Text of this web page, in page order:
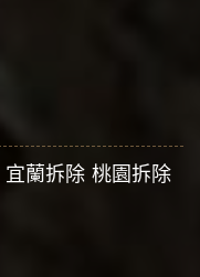
宜蘭拆除 桃園拆除